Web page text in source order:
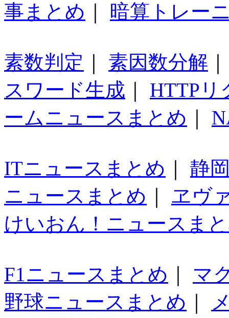
事まとめ
暗算トレー
素数判定 素因数分解
スワード生成
HTTPリ
ームニュースまとめ
ITニュースまとめ
静
ニュースまとめ
ヱヴ
けいおん！ニュースま
F1ニュースまとめ
マ
野球ニュースまとめ